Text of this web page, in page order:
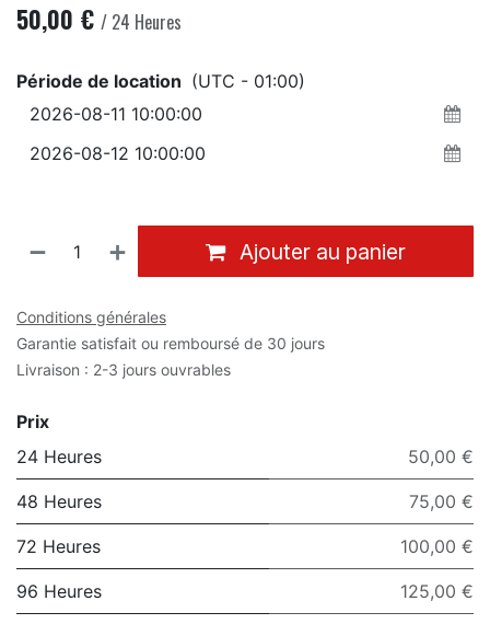
50,00 € / 24 Heures
Période de location (UTC - 01:00)
Ajouter au panier
Conditions générales
Garantie satisfait ou remboursé de 30 jours
Livraison : 2-3 jours ouvrables
Prix
24 Heures
50,00 €
48 Heures 75,00 €
72 Heures 100,00 €
96 Heures 125,00 €